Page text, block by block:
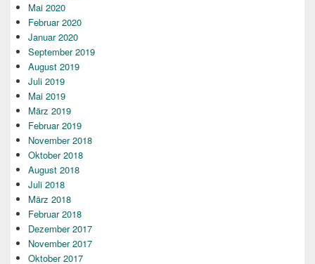
Mai 2020
Februar 2020
Januar 2020
September 2019
August 2019
Juli 2019
Mai 2019
März 2019
Februar 2019
November 2018
Oktober 2018
August 2018
Juli 2018
März 2018
Februar 2018
Dezember 2017
November 2017
Oktober 2017